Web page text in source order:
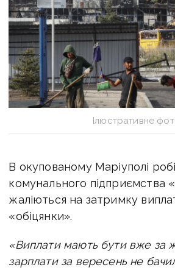
Ілюстративне
В окупованому Маріуполі
комунального підприємства
жаліються на затримку
«обіцянки».
«Виплати мають бути вже за
зарплати за вересень не